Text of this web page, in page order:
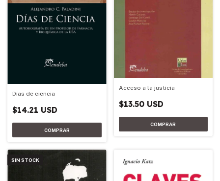
Días de ciencia
$14.21 USD
Acceso a la justicia
$13.50 USD
SIN STOCK